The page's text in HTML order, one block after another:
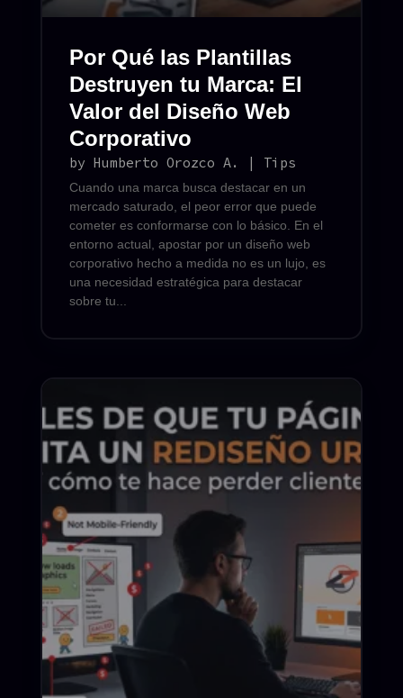
Por Qué las Plantillas
Destruyen tu Marca: El
Valor del Diseño Web
Corporativo
by Humberto Orozco A. | Tips
Cuando una marca busca destacar en un
mercado saturado, el peor error que puede
cometer es conformarse con lo básico. En el
entorno actual, apostar por un diseño web
corporativo hecho a medida no es un lujo, es
una necesidad estratégica para destacar
sobre tu...